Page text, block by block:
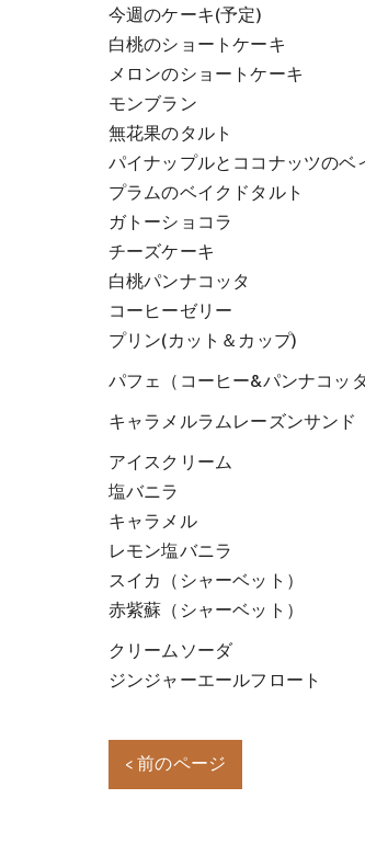
今週のケーキ(予定)
白桃のショートケーキ
メロンのショートケーキ
モンブラン
無花果のタルト
パイナップルとココナッツのベ
プラムのベイクドタルト
ガトーショコラ
チーズケーキ
白桃パンナコッタ
コーヒーゼリー
プリン(カット＆カップ)
パフェ（コーヒー&パンナコッタ
キャラメルラムレーズンサンド
アイスクリーム
塩バニラ
キャラメル
レモン塩バニラ
スイカ（シャーベット）
赤紫蘇（シャーベット）
クリームソーダ
ジンジャーエールフロート
< 前のページ